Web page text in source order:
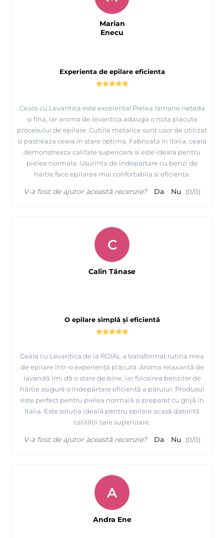
Experienta de epilare eficienta
Ceara cu Levantica este excelenta! Pielea ramane neteda
si fina, iar aroma de levantica adauga o nota placuta
procesului de epilare. Cutiile metalice sunt usor de utilizat
si pastreaza ceara in stare optima. Fabricata in Italia, ceara
demonstreaza calitate superioara si este ideala pentru
pielea normala. Usurinta de indepartare cu benzi de
hartie face epilarea mai confortabila si eficienta.
Marian
Enecu
V-a fost de ajutor această recenzie? Da Nu (0/0)
O epilare simplă și eficientă
Ceara cu Levantica de la ROIAL a transformat rutina mea
de epilare într-o experiență plăcută. Aroma relaxantă de
lavandă îmi dă o stare de bine, iar folosirea benzilor de
hârtie asigură o îndepărtare eficientă a părului. Produsul
este perfect pentru pielea normală și preparat cu grijă în
Italia. Este soluția ideală pentru epilare acasă datorită
calității sale superioare.
C
Calin Tănase
V-a fost de ajutor această recenzie? Da Nu (0/0)
A
Andra Ene